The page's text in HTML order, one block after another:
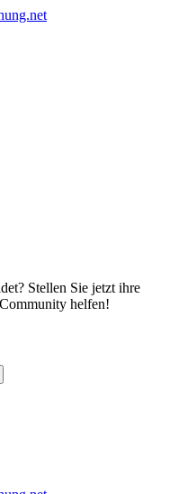
Stellen Sie jetzt ihre
helfen!